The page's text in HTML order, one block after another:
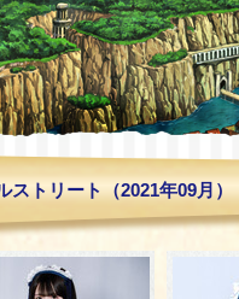
ストリート（2021年09月）